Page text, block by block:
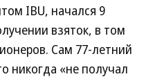
IBU, начался 9
взяток, в том
Сам 77-летний
никогда «не получал